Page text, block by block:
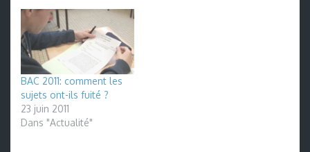
BAC 2011: comment les
sujets ont-ils fuité ?
23 juin 2011
Dans "Actualité"